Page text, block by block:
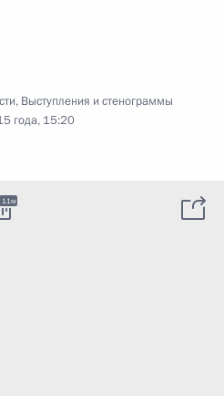
, Выступления и стенограммы
года, 15:20
11м